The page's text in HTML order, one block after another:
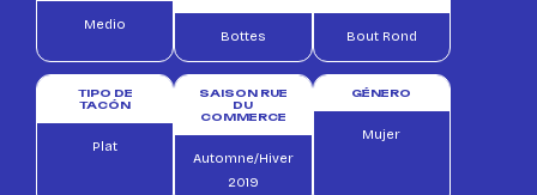
Medio
Bottes Bout Rond
TIPO DE
TACÓN
Plat
SAISON RUE
DU
COMMERCE
Automne/Hiver
2019
GÉNERO
Mujer